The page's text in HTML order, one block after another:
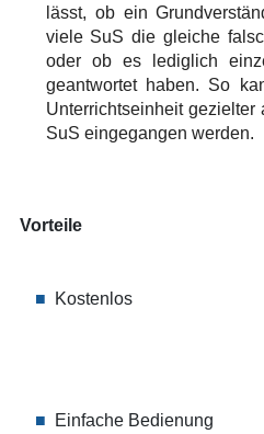
lässt, ob ein
viele SuS die gleiche
oder ob es lediglich
geantwortet haben. So
Unterrichtseinheit
SuS eingegangen werden.
Vorteile
Kostenlos
Einfache Bedienung